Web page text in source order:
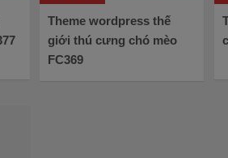
Theme wordpress thế
giới thú cưng chó mèo
FC369